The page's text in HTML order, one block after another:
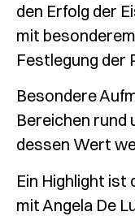
den Erfolg der
mit
Festlegung der
Besondere
Bereichen rund
dessen Wert
Ein Highlight ist
mit Angela De